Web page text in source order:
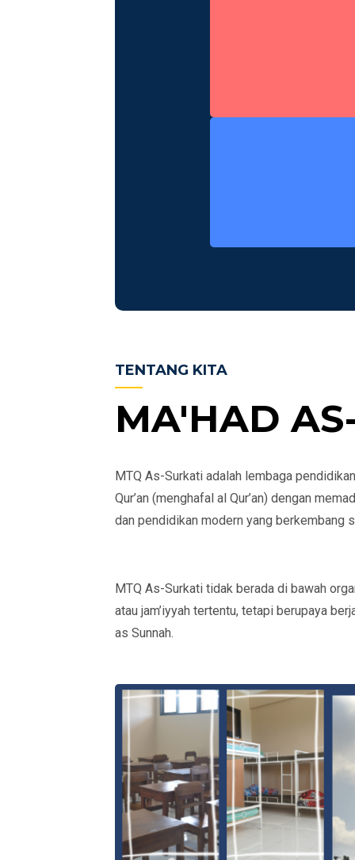
TENTANG KITA
MA'HAD
MTQ As-Surkati adalah lembaga
Qur’an (menghafal al Qur’an) dengan
dan pendidikan modern yang berkembang
MTQ As-Surkati tidak berada di bawah
atau jam’iyyah tertentu, tetapi berupaya
as Sunnah.